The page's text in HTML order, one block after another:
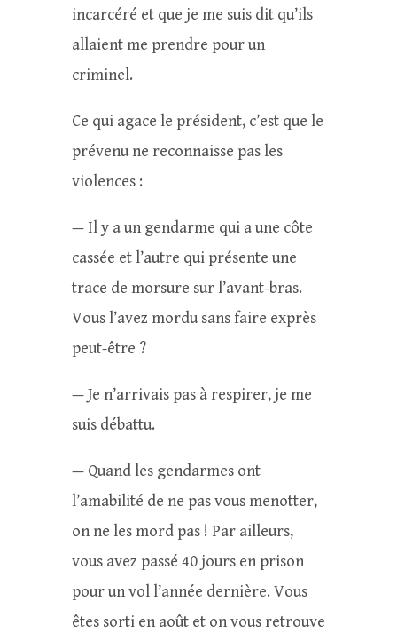
incarcéré et que je me suis dit qu’ils
allaient me prendre pour un
criminel.
Ce qui agace le président, c’est que le
prévenu ne reconnaisse pas les
violences :
— Il y a un gendarme qui a une côte
cassée et l’autre qui présente une
trace de morsure sur l’avant-bras.
Vous l’avez mordu sans faire exprès
peut-être ?
— Je n’arrivais pas à respirer, je me
suis débattu.
— Quand les gendarmes ont
l’amabilité de ne pas vous menotter,
on ne les mord pas ! Par ailleurs,
vous avez passé 40 jours en prison
pour un vol l’année dernière. Vous
êtes sorti en août et on vous retrouve